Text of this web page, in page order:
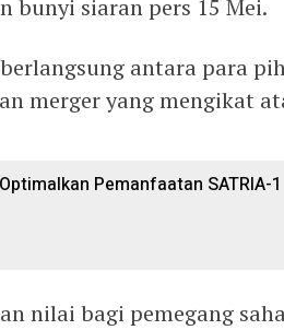
bunyi siaran pers 15 Mei.
antara para
merger yang mengikat
Pemanfaatan SATRIA-1
nilai bagi pemegang